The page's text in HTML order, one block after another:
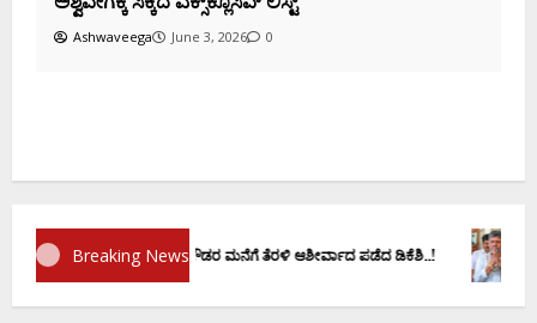
Breaking News
ವಚನಕ್ಕೂ ಮುನ್ನ ದೊಡ್ಡಗೌಡರ ಮನೆಗೆ ತೆರಳಿ ಆಶೀರ್ವಾದ ಪಡೆದ ಡಿಕೆಶಿ..! ಡಿ.ಕೆ